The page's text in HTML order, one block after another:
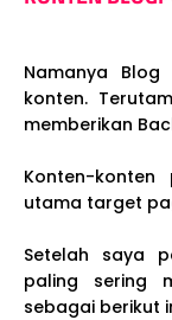
Namanya
konten.
memberikan
Konten-
utama target
Setelah saya
paling sering
sebagai berikut